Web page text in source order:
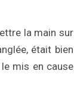
la main sur
était bien
mis en cause